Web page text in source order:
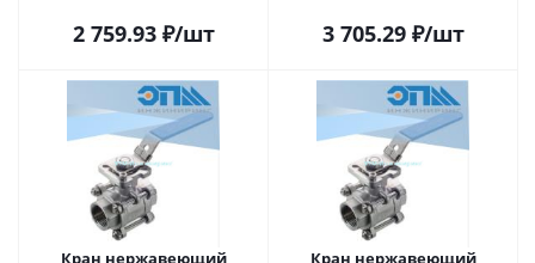
разборный, с блокировкой
2 759.93₽/шт
(3PC) разборный, с
ISO5211
3 705.29₽/шт
Кран нержавеющий
Кран нержавеющий